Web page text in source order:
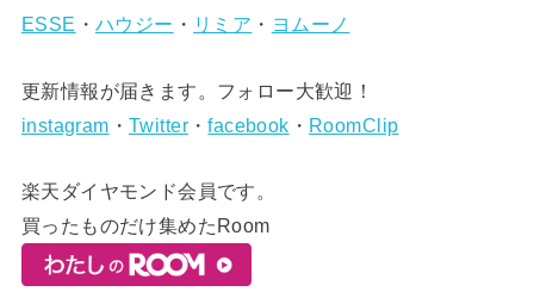
ESSE ・ ハウジー ・ リミア ・ ヨムーノ
更新情報が届きます。フォロー大歓迎！
instagram ・Twitter・facebook ・ RoomClip
楽天ダイヤモンド会員です。
買ったものだけ集めたRoom